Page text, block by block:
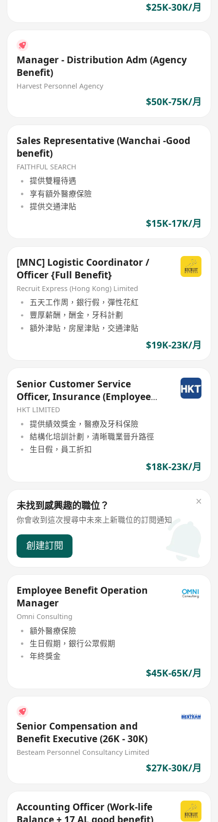
$25K-30K/月
Manager - Distribution Adm (Agency
Benefit)
Harvest Personnel Agency
$50K-75K/月
Sales Representative (Wanchai -Good
benefit)
FAITHFUL SEARCH
提供雙糧待遇
享有額外醫療保險
提供交通津貼
$15K-17K/月
[MNC] Logistic Coordinator /
Officer {Full Benefit}
Recruit Express (Hong Kong) Limited
五天工作周，銀行假，彈性花紅
豐厚薪酬，酬金，牙科計劃
額外津貼，房屋津貼，交通津貼
$19K-23K/月
Senior Customer Service
Officer, Insurance (Employee
Benefit)
HKT LIMITED
提供績效獎金，醫療及牙科保險
結構化培訓計劃，清晰職業晉升路徑
生日假，員工折扣
$18K-23K/月
未找到感興趣的職位？
你會收到這次搜尋中未來上新職位的訂閱通知
創建訂閱
Employee Benefit Operation
Manager
Omni Consulting
額外醫療保險
生日假期，銀行公眾假期
年終獎金
$45K-65K/月
Senior Compensation and
Benefit Executive (26K - 30K)
Besteam Personnel Consultancy Limited
$27K-30K/月
Accounting Officer (Work-life